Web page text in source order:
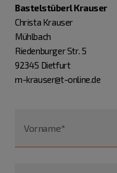
Bastelstüberl Krauser
Christa Krauser
Mühlbach
Riedenburger Str. 5
92345 Dietfurt
m-krauser@t-online.de
Vorname*